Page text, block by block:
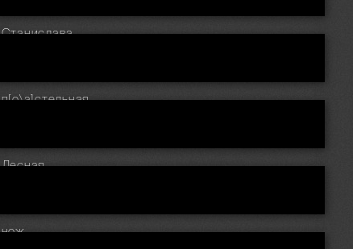
Станислава
п[о\а]стельная
Лесная
нож